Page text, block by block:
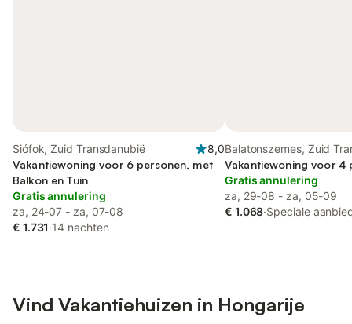
Siófok, Zuid Transdanubië
8,0
Vakantiewoning voor 6 personen, met
Balkon en Tuin
Gratis annulering
za, 24-07 - za, 07-08
€ 1.731·14 nachten
Balatonszemes, Zuid
Vakantiewoning voor 4
Gratis annulering
za, 29-08 - za, 05-09
€ 1.068·Speciale
Vind Vakantiehuizen in Hongarije